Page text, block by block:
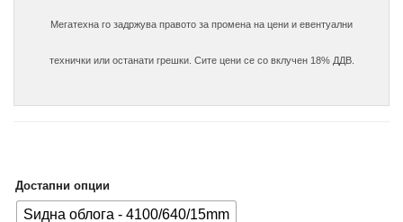
through
Мегатехна го задржува правото за промена на цени и евентуални
технички или останати грешки. Сите цени се со вклучен 18% ДДВ.
Достапни опции
Ѕидна облога - 4100/640/15mm